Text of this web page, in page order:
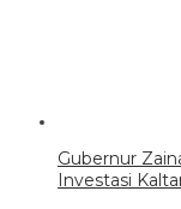
Gubernur
Investasi